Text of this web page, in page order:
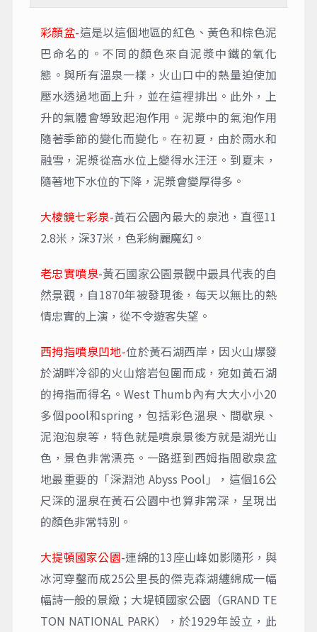
彩顏盆-這是以這個地區的紅色、黃色和棕色泥
巴命名的。不同的顏色來自泥漿中鐵的氧化
態。與所有溫泉一樣，火山口中的熱量迫使加
壓水透過地面上升，並在這裡排出。此外，上
升的氣體會導致起泡作用。泥漿中的氣泡作用
隨著季節的變化而變化。在初夏，由於雨水和
融雪，泥漿從高水位上變得水汪汪。到夏末，
隨著地下水位的下降，泥漿會變厚得多。
大棱鏡七彩泉-黃石公園內最大的泉池，直徑11
2.8米，深37米，色彩絢麗魔幻。
老忠實噴泉-黃石國家公園景觀中最具代表的自
然景觀， 自1870年被發現後，每天以無比的熱
情忠實的上演，從不令遊客失望。
西拇指噴泉凹地-位於黃石湖西岸，因火山爆發
於湖畔冷卻的火山熔岩包圍而成，宛如黃石湖
的拇指而得名。West Thumb內有大大小小20
多個pool和spring，包括彩色溫泉、間歇泉、
泥泡泡泉等，特色就是噴泉景後方就是湖光山
色，景色非常漂亮。一路逛到西姆指間歇泉盆
地最重要的「深淵池 Abyss Pool」，這個16公
尺深的溫泉在黃石公園中也算非常深，呈現出
的顏色非常特別。
大提頓國家公園-連綿的13座山峰如影隨形，與
冰河穿鑿而成25公里長的傑克森湖纏綿成一幅
幅詩一般的景緻；大堤頓國家公園（GRAND TE
TON NATIONAL PARK），於1929年設立，此